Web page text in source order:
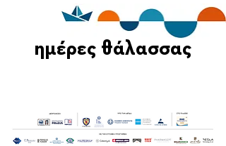
ημέρες θάλασσας